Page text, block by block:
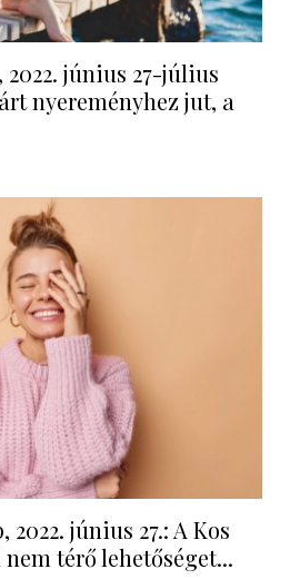
június 27-július
nyereményhez jut, a
június 27.: A Kos
nem térő lehetőséget...